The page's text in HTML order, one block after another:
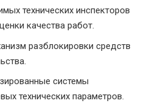
технических инспекторов
качества работ.
разблокировки средств
системы
технических параметров.